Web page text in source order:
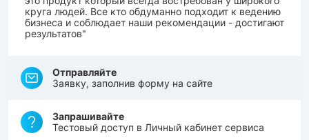
круга людей. Все кто обдуманно подходит к ведению
бизнеса и соблюдает наши рекомендации - достигают
результатов"
Отправляйте
Заявку, заполнив форму на сайте
Запрашивайте
Тестовый доступ в Личный кабинет сервиса